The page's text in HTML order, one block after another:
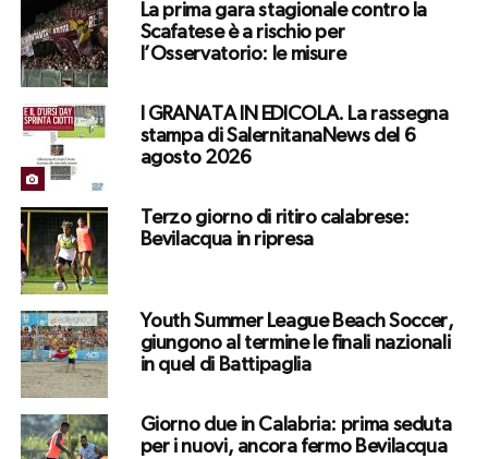
La prima gara stagionale contro la
Scafatese è a rischio per
l’Osservatorio: le misure
I GRANATA IN EDICOLA. La rassegna
stampa di SalernitanaNews del 6
agosto 2026
Terzo giorno di ritiro calabrese:
Bevilacqua in ripresa
Youth Summer League Beach Soccer,
giungono al termine le finali nazionali
in quel di Battipaglia
Giorno due in Calabria: prima seduta
per i nuovi, ancora fermo Bevilacqua